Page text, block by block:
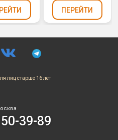
30см
(упаковка 3 шт.)
ПЕРЕЙТИ
лицстарше 16 лет
39-89